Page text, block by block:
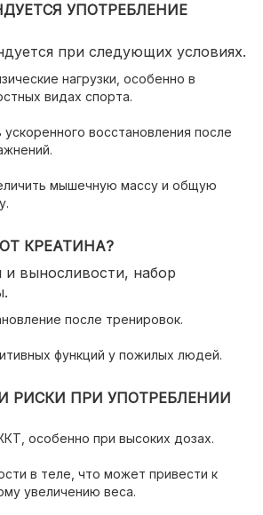
УПОТРЕБЛЕНИЕ
при следующих условиях.
нагрузки, особенно в
видах спорта.
восстановления после
мышечную массу и общую
КРЕАТИНА?
и выносливости, набор
после тренировок.
функций у пожилых людей.
РИСКИ ПРИ УПОТРЕБЛЕНИИ
особенно при высоких дозах.
в теле, что может привести к
увеличению веса.